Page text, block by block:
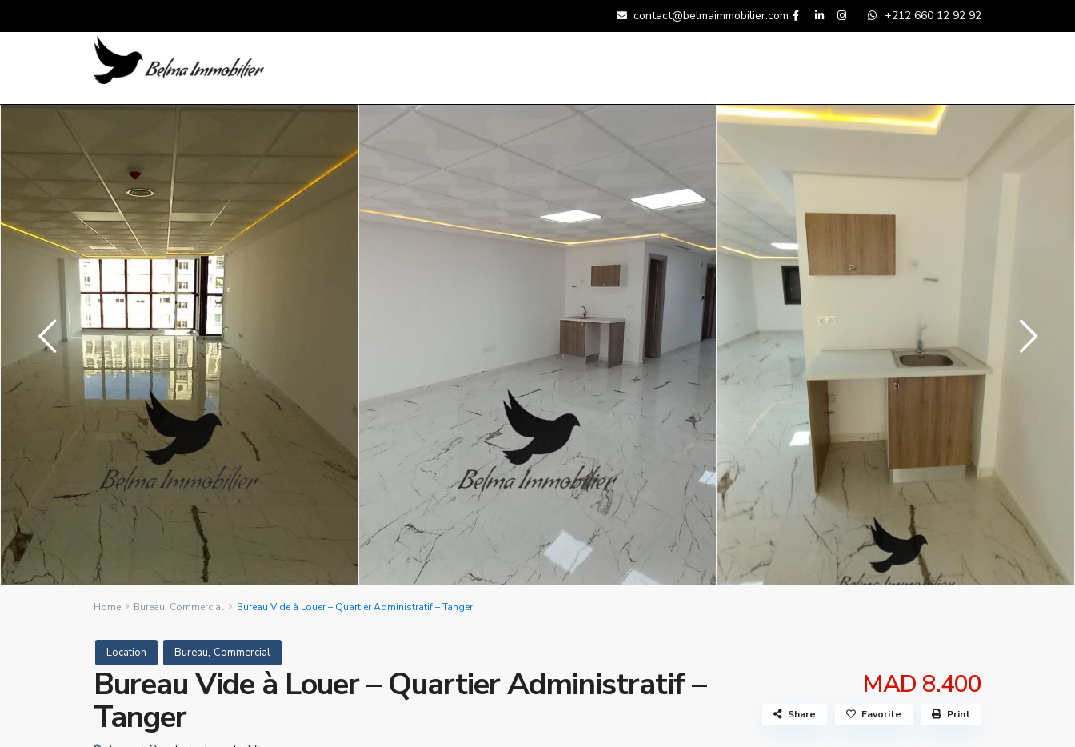
contact@belmaimmobilier.com +212 660 12 92 92
Home Bureau, Commercial Bureau Vide à Louer – Quartier Administratif – Tanger
Location Bureau, Commercial
Bureau Vide à Louer – Quartier Administratif –
Tanger
MAD 8.400
Share Favorite Print